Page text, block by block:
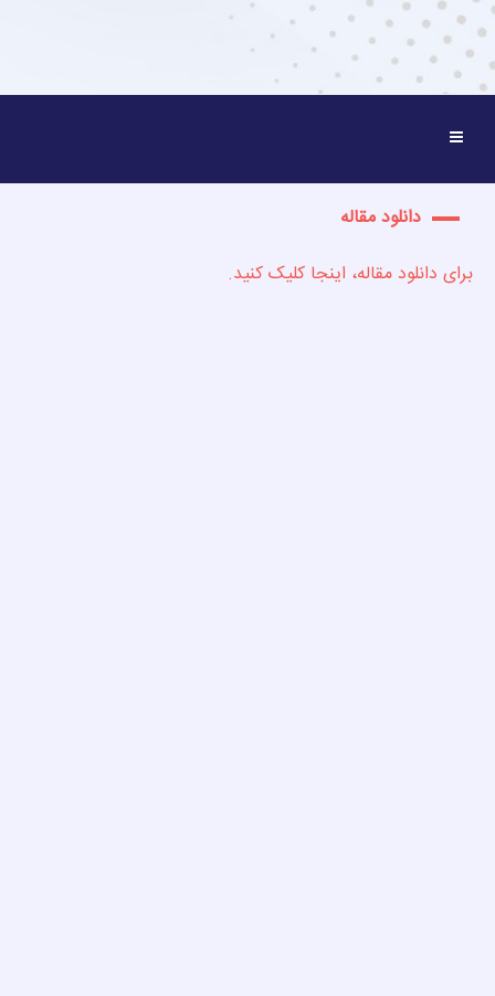
دانلود مقاله
برای دانلود مقاله، اینجا کلیک کنید.